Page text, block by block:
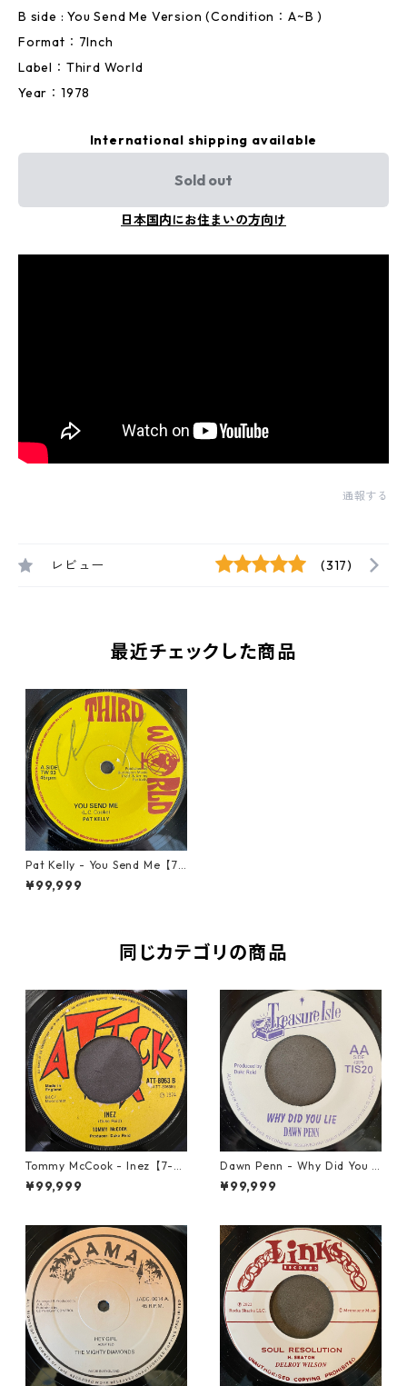
B side : You Send Me Version (Condition：A~B )
Format：7Inch
Label：Third World
Year：1978
International shipping available
Sold out
日本国内にお住まいの方向け
通報する
レビュー (317)
最近チェックした商品
Pat Kelly - You Send Me【7-
21759】
¥99,999
同じカテゴリの商品
Tommy McCook - Inez【7-21
840】
¥99,999
Dawn Penn - Why Did You Li
e【7-21938】
¥99,999